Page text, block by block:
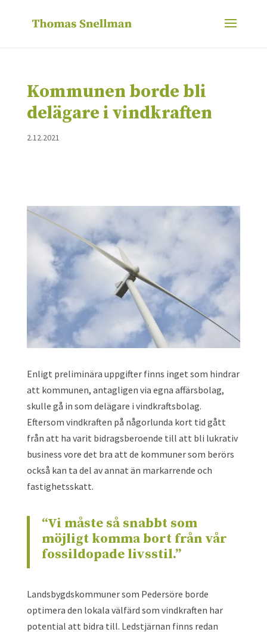
Kommunen borde bli
delägare i vindkraften
2.12.2021
Enligt preliminära uppgifter finns inget som hindrar
att kommunen, antagligen via egna affärsbolag,
skulle gå in som delägare i vindkraftsbolag.
Eftersom vindkraften på någorlunda kort tid gått
från att ha varit bidragsberoende till att bli lukrativ
business vore det bra att de kommuner som berörs
också kan ta del av annat än markarrende och
fastighetsskatt.
“Vi måste så snabbt som
möjligt komma bort från vår
fossildopade livsstil.”
Landsbygdskommuner som Pedersöre borde
optimera den lokala välfärd som vindkraften har
potential att bidra till. Ledstjärnan finns redan